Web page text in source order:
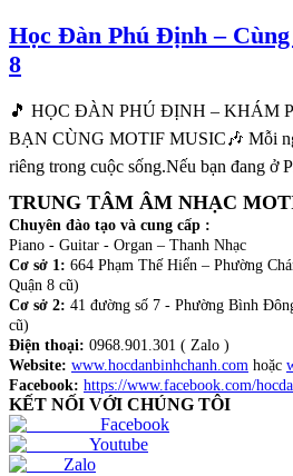
Học Đàn Phú Định –
8
🎵 HỌC ĐÀN PHÚ ĐỊNH – KHÁM
BẠN CÙNG MOTIF MUSIC🎶 Mỗi
riêng trong cuộc sống.Nếu bạn đang ở
TRUNG TÂM ÂM NHẠC
Chuyên đào tạo và cung cấp :
Piano - Guitar - Organ – Thanh Nhạc
Cơ sở 1: 664 Phạm Thế Hiển – Phường
Quận 8 cũ)
Cơ sở 2: 41 đường số 7 - Phường Bình
cũ)
Điện thoại: 0968.901.301 ( Zalo )
Website: www.hocdanbinhchanh.com hoặc
Facebook: https://www.facebook.com/
KẾT NỐI VỚI CHÚNG TÔI
Facebook
Youtube
Zalo